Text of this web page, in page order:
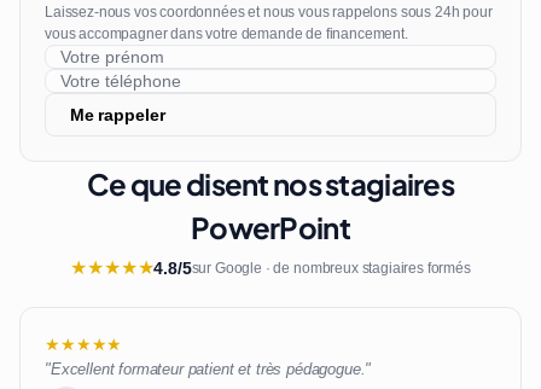
Laissez-nous vos coordonnées et nous vous rappelons sous 24h pour
vous accompagner dans votre demande de financement.
Me rappeler
Ce que disent nos stagiaires
PowerPoint
★★★★★4.8/5sur Google · de nombreux stagiaires formés
★★★★★
"Excellent formateur patient et très pédagogue."